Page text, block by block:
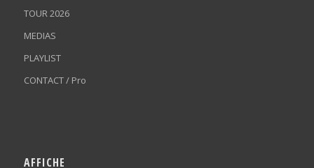
TOUR 2026
MEDIAS
PLAYLIST
CONTACT / Pro
AFFICHE